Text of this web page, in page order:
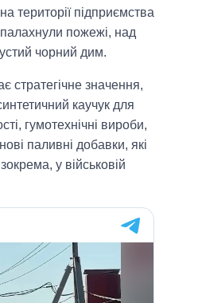
території підприємства
пожежі, над
чорний дим.
стратегічне значення,
каучук для
гумотехнічні вироби,
паливні добавки, які
у військовій